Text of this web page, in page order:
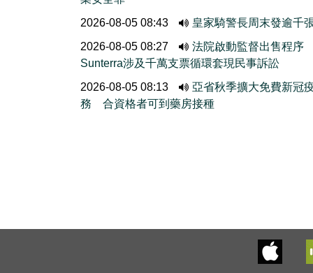
2026-08-05 08:43
皇家騎警長周末發逾千
2026-08-05 08:27
法院啟動監督出售程
Sunterra涉及千萬支票循環套現民事訴訟
2026-08-05 08:13
亞省秋季擴大免費新冠
務 合資格者可到藥房接種